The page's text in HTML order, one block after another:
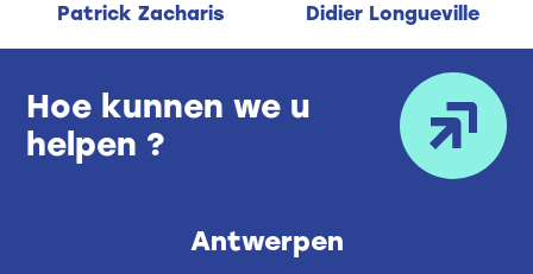
Patrick Zacharis Didier Longueville
Hoe kunnen we u
helpen ?
Antwerpen